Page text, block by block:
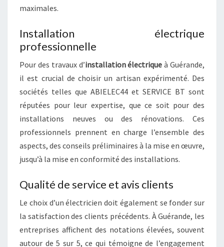
maximales.
Installation électrique
professionnelle
Pour des travaux d’installation électrique à Guérande,
il est crucial de choisir un artisan expérimenté. Des
sociétés telles que ABIELEC44 et SERVICE BT sont
réputées pour leur expertise, que ce soit pour des
installations neuves ou des rénovations. Ces
professionnels prennent en charge l’ensemble des
aspects, des conseils préliminaires à la mise en œuvre,
jusqu’à la mise en conformité des installations.
Qualité de service et avis clients
Le choix d’un électricien doit également se fonder sur
la satisfaction des clients précédents. À Guérande, les
entreprises affichent des notations élevées, souvent
autour de 5 sur 5, ce qui témoigne de l’engagement